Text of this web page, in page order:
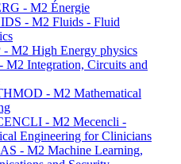
- M2 Énergie
- M2 Fluids - Fluid
M2 High Energy physics
M2 Integration, Circuits and
- M2 Mathematical
- M2 Mecencli -
Engineering for Clinicians
- M2 Machine Learning,